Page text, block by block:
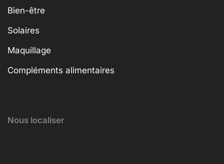
Bien-être
Solaires
Maquillage
Compléments alimentaires
Nous localiser